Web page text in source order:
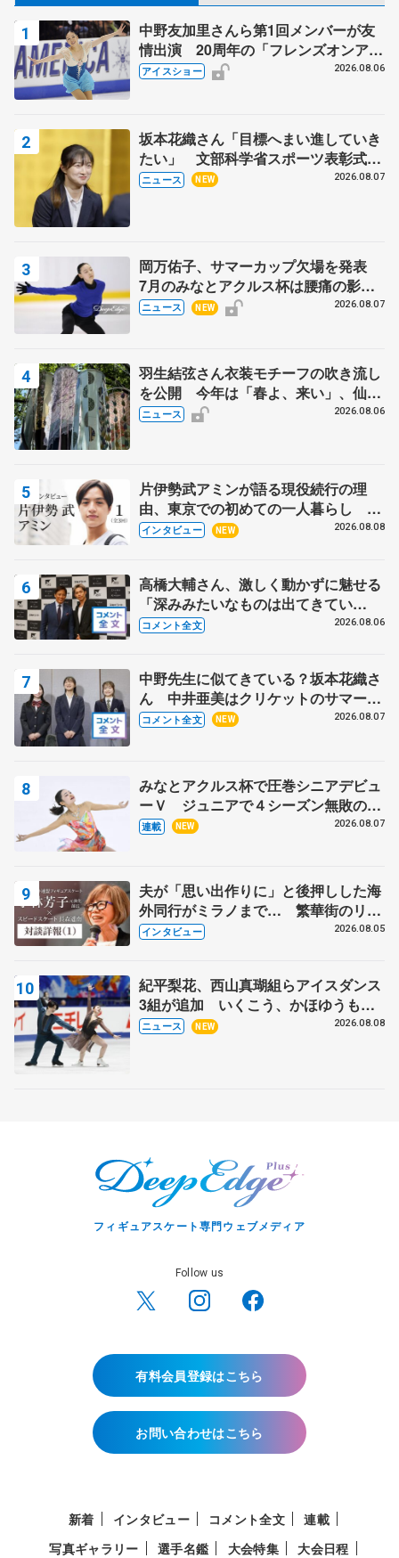
中野友加里さんら第1回メンバーが友
情出演 20周年の「フレンズオンアイ
ス」 宮本賢二さん、有川梨絵さん、
アイスショー 2026.08.06
坂本花織さん「目標へまい進していき
たい」 文部科学省スポーツ表彰式で
代表謝辞
ニュース NEW 2026.08.07
岡万佑子、サマーカップ欠場を発表
7月のみなとアクルス杯は腰痛の影響
で
ニュース NEW 2026.08.07
羽生結弦さん衣装モチーフの吹き流し
を公開 今年は「春よ、来い」、仙台
の瑞鳳殿
ニュース 2026.08.06
片伊勢武アミンが語る現役続行の理
由、東京での初めての一人暮らし 注
目スケーターの「今」に迫る
インタビュー NEW 2026.08.08
高橋大輔さん、激しく動かずに魅せる
「深みみたいなものは出てきてい
る？」 〝兄さん〟と慕うレジェンド
コメント全文 2026.08.06
中野先生に似てきている？坂本花織さ
ん 中井亜美はクリケットのサマーキ
ャンプに 島田麻央はたくさん試合に
コメント全文 NEW 2026.08.07
みなとアクルス杯で圧巻シニアデビュ
ーＶ ジュニアで４シーズン無敗の島
田麻央
連載 NEW 2026.08.07
夫が「思い出作りに」と後押しした海
外同行がミラノまで… 繁華街のリン
クでは不良のお兄さんも味方に 小林
インタビュー 2026.08.05
紀平梨花、西山真瑚組らアイスダンス
3組が追加 いくこう、かほゆうも、
木下グループ杯
ニュース NEW 2026.08.08
フィギュアスケート専門ウェブメディア
Follow us
有料会員登録はこちら
お問い合わせはこちら
新着 インタビュー コメント全文
連載
写真ギャラリー
選手名鑑 大会特集 大会日程